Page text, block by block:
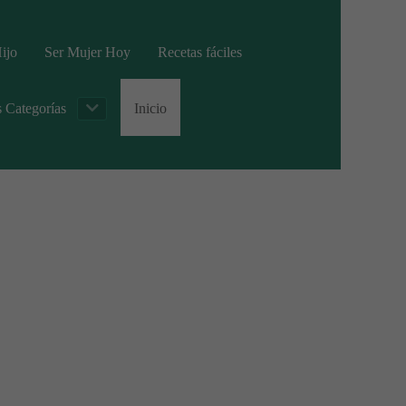
Ser Mujer Hoy Recetas fáciles
Categorías Inicio